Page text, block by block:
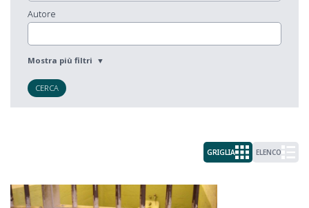
Autore
CERCA
GRIGLIA ELENCO